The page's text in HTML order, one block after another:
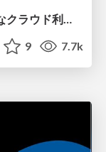
9 7.7k